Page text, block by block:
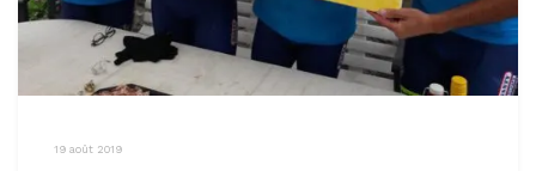
19 août 2019